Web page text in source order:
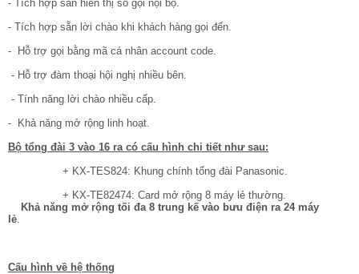
- Tích hợp sẵn hiển thị số gọi nội bộ.
- Tích hợp sẵn lời chào khi khách hàng gọi đến.
- Hỗ trợ gọi bằng mã cá nhân account code.
- Hỗ trợ đàm thoại hội nghị nhiều bên.
- Tính năng lời chào nhiều cấp.
- Khả năng mở rộng linh hoạt.
Bộ tổng đài 3 vào 16 ra có cấu hình chi tiết như sau:
+ KX-TES824: Khung chính tổng đài Panasonic.
+ KX-TE82474: Card mở rộng 8 máy lẻ thường.
Khả năng mở rộng tối đa 8 trung kế vào bưu điện ra 24 máy
lẻ.
Cấu hình về hệ thống